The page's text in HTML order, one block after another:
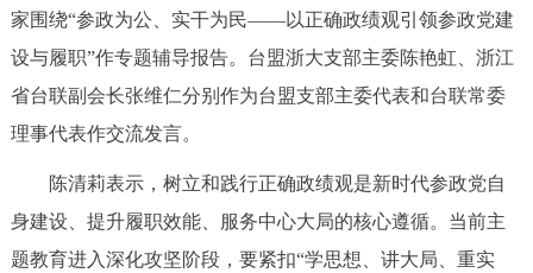
家围绕“参政为公、实干为民——以正确政绩观引领参政党建
设与履职”作专题辅导报告。台盟浙大支部主委陈艳虹、浙江
省台联副会长张维仁分别作为台盟支部主委代表和台联常委
理事代表作交流发言。
陈清莉表示，树立和践行正确政绩观是新时代参政党自
身建设、提升履职效能、服务中心大局的核心遵循。当前主
题教育进入深化攻坚阶段，要紧扣“学思想、讲大局、重实